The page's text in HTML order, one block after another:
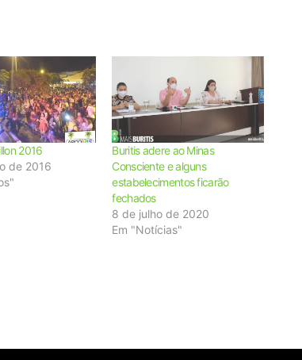
2016
de 2016
Buritis adere ao Minas
Consciente e alguns
estabelecimentos ficarão
fechados
8 de julho de 2020
Em "Notícias"